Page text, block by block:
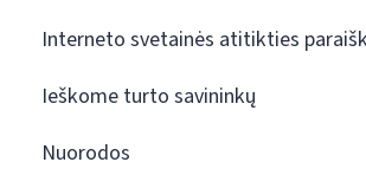
Interneto svetainės atitikties
Ieškome turto savininkų
Nuorodos